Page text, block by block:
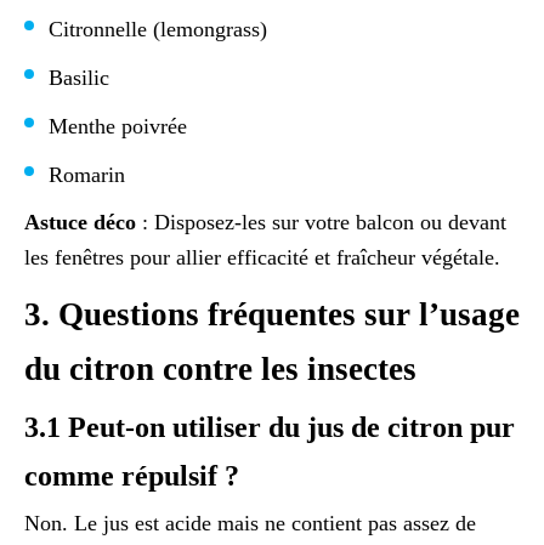
Citronnelle (lemongrass)
Basilic
Menthe poivrée
Romarin
Astuce déco : Disposez-les sur votre balcon ou devant
les fenêtres pour allier efficacité et fraîcheur végétale.
3. Questions fréquentes sur l’usage
du citron contre les insectes
3.1 Peut-on utiliser du jus de citron pur
comme répulsif ?
Non. Le jus est acide mais ne contient pas assez de